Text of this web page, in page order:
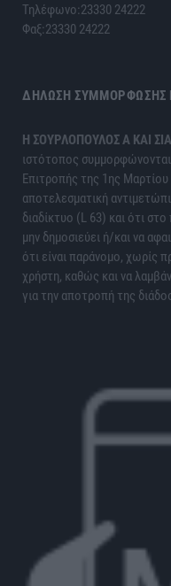
Τηλέφωνο:23330 24222
Φαξ:23330 24222
ΔΉΛΩΣΗ ΣΥΜΜΌΡΦΩΣΗΣ
H ΣΟΥΡΛΟΠΟΥΛΟΣ Α ΚΑΙ
ιστότοπος
Επιτροπής της 1ης Μαρτίου
αποτελεσματική
διαδίκτυο (L 63) και ότι
μην δημοσιεύει ή/και να
ότι είναι παράνομο, χωρίς
χρήστη, καθώς και να
για την αποτροπή της